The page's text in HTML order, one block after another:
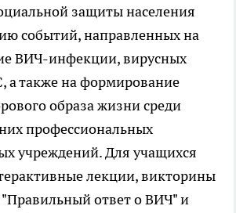
защиты населения
событий, направленных на
ВИЧ-инфекции, вирусных
а также на формирование
образа жизни среди
профессиональных
учреждений. Для учащихся
лекции, викторины
ответ о ВИЧ" и